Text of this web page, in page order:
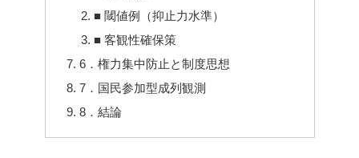
■ 閾値例（抑止力水準）
■ 客観性確保策
6．権力集中防止と制度思想
7．国民参加型成列観測
8．結論